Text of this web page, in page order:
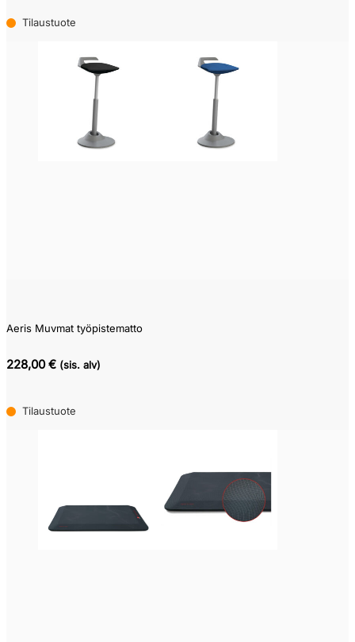
Tilaustuote
Aeris Muvmat työpistematto
228,00 € (sis. alv)
Tilaustuote